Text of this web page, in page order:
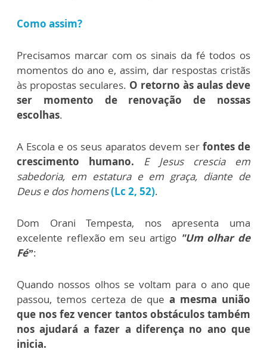
Como assim?
Precisamos marcar com os sinais da fé todos os
momentos do ano e, assim, dar respostas cristãs
às propostas seculares. O retorno às aulas deve
ser momento de renovação de nossas
escolhas.
A Escola e os seus aparatos devem ser fontes de
crescimento humano.
E Jesus crescia em
sabedoria, em estatura e em graça, diante de
Deus e dos homens(Lc 2, 52).
Dom Orani Tempesta, nos apresenta uma
excelente reflexão em seu artigo "Um olhar de
Fé”:
Quando nossos olhos se voltam para o ano que
passou, temos certeza de quea mesma união
que nos fez vencer tantos obstáculos também
nos ajudará a fazer a diferença no ano que
inicia.